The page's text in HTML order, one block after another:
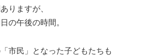
りますが、
の午後の時間。
市民」となった子どもたちも